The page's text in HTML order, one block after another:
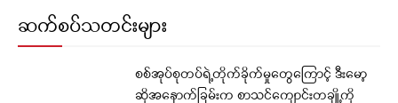
ဆက်စပ်သတင်းများ
စစ်အုပ်စုတပ်ရဲ့တိုက်ခိုက်မှုတွေကြောင့် ဒီးမော့
ဆိုအနောက်ခြမ်းက စာသင်ကျောင်းတချို့ကို